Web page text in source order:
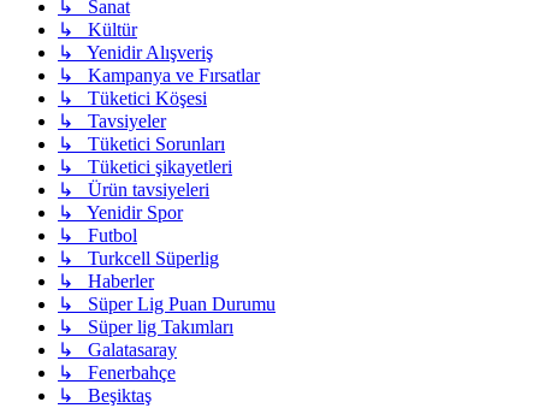
↳ Sanat
↳ Kültür
↳ Yenidir Alışveriş
↳ Kampanya ve Fırsatlar
↳ Tüketici Köşesi
↳ Tavsiyeler
↳ Tüketici Sorunları
↳ Tüketici şikayetleri
↳ Ürün tavsiyeleri
↳ Yenidir Spor
↳ Futbol
↳ Turkcell Süperlig
↳ Haberler
↳ Süper Lig Puan Durumu
↳ Süper lig Takımları
↳ Galatasaray
↳ Fenerbahçe
↳ Beşiktaş